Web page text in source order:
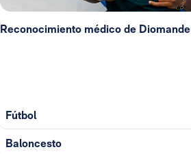
Reconocimiento médico de Diomande
Fútbol
Baloncesto